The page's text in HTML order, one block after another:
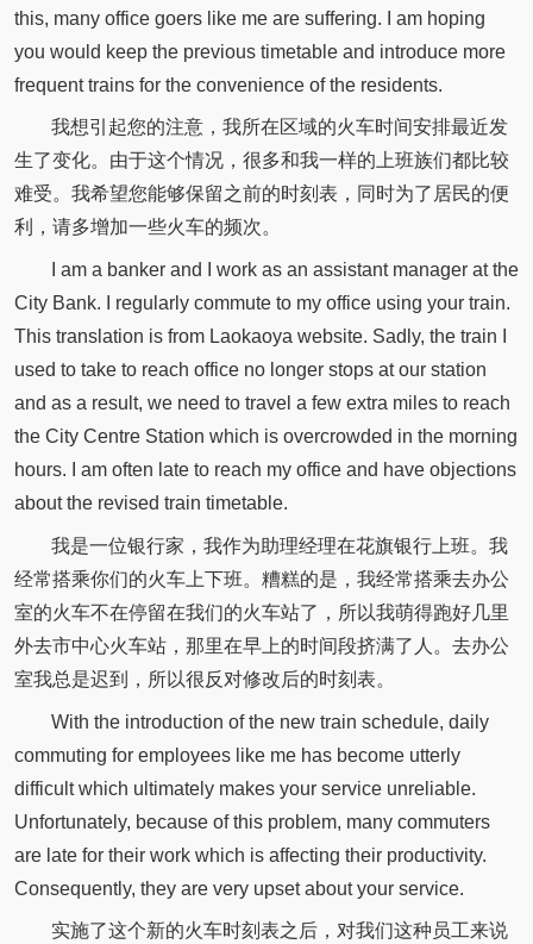
this, many office goers like me are suffering. I am hoping
you would keep the previous timetable and introduce more
frequent trains for the convenience of the residents.
我想引起您的注意，我所在区域的火车时间安排最近发
生了变化。由于这个情况，很多和我一样的上班族们都比较
难受。我希望您能够保留之前的时刻表，同时为了居民的便
利，请多增加一些火车的频次。
I am a banker and I work as an assistant manager at the
City Bank. I regularly commute to my office using your train.
This translation is from Laokaoya website. Sadly, the train I
used to take to reach office no longer stops at our station
and as a result, we need to travel a few extra miles to reach
the City Centre Station which is overcrowded in the morning
hours. I am often late to reach my office and have objections
about the revised train timetable.
我是一位银行家，我作为助理经理在花旗银行上班。我
经常搭乘你们的火车上下班。糟糕的是，我经常搭乘去办公
室的火车不在停留在我们的火车站了，所以我萌得跑好几里
外去市中心火车站，那里在早上的时间段挤满了人。去办公
室我总是迟到，所以很反对修改后的时刻表。
With the introduction of the new train schedule, daily
commuting for employees like me has become utterly
difficult which ultimately makes your service unreliable.
Unfortunately, because of this problem, many commuters
are late for their work which is affecting their productivity.
Consequently, they are very upset about your service.
实施了这个新的火车时刻表之后，对我们这种员工来说